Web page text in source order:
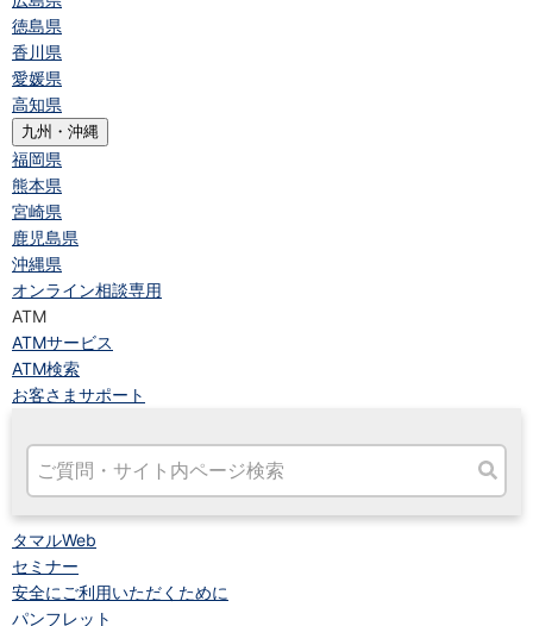
徳島県
香川県
愛媛県
高知県
九州・沖縄
福岡県
熊本県
宮崎県
鹿児島県
沖縄県
オンライン相談専用
ATM
ATMサービス
ATM検索
お客さまサポート
タマルWeb
セミナー
安全にご利用いただくために
パンフレット